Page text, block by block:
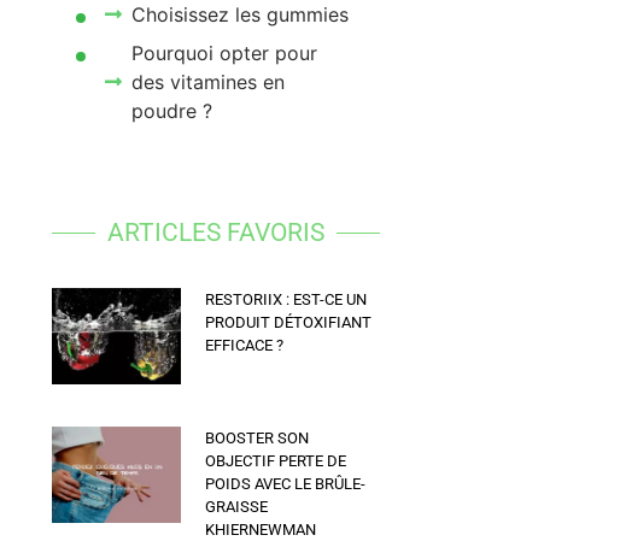
Choisissez les gummies
Pourquoi opter pour
des vitamines en
poudre ?
ARTICLES FAVORIS
RESTORIIX : EST-CE UN
PRODUIT DÉTOXIFIANT
EFFICACE ?
BOOSTER SON
OBJECTIF PERTE DE
POIDS AVEC LE BRÛLE-
GRAISSE
KHIERNEWMAN